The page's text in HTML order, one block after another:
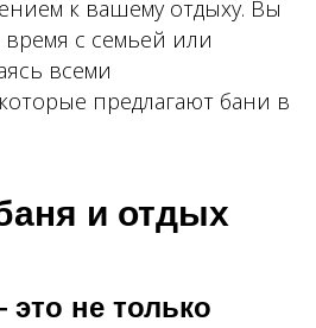
к вашему отдыху. Вы
с семьей или
всеми
предлагают бани в
и отдых
не только